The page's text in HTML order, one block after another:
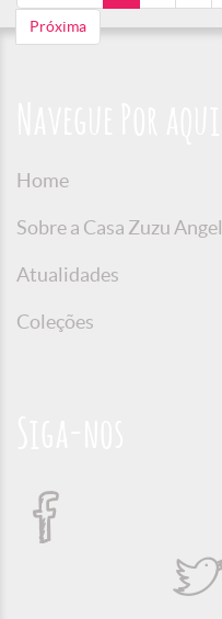
Próxima
Home
Sobre a Casa Zuzu Angel
Atualidades
Coleções